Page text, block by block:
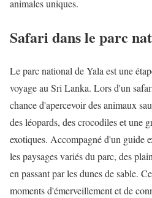
animales uniques.
Safari dans le parc
Le parc national de Yala est une
voyage au Sri Lanka. Lors d'un
chance d'apercevoir des animaux
des léopards, des crocodiles et une
exotiques. Accompagné d'un guide
les paysages variés du parc, des
en passant par les dunes de sable.
moments d'émerveillement et de